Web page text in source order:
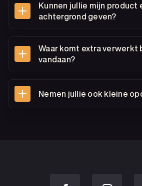
Kunnen jullie mijn product
achtergrond geven?
Waar komt extra verwerkt
vandaan?
Nemen jullie ook kleine